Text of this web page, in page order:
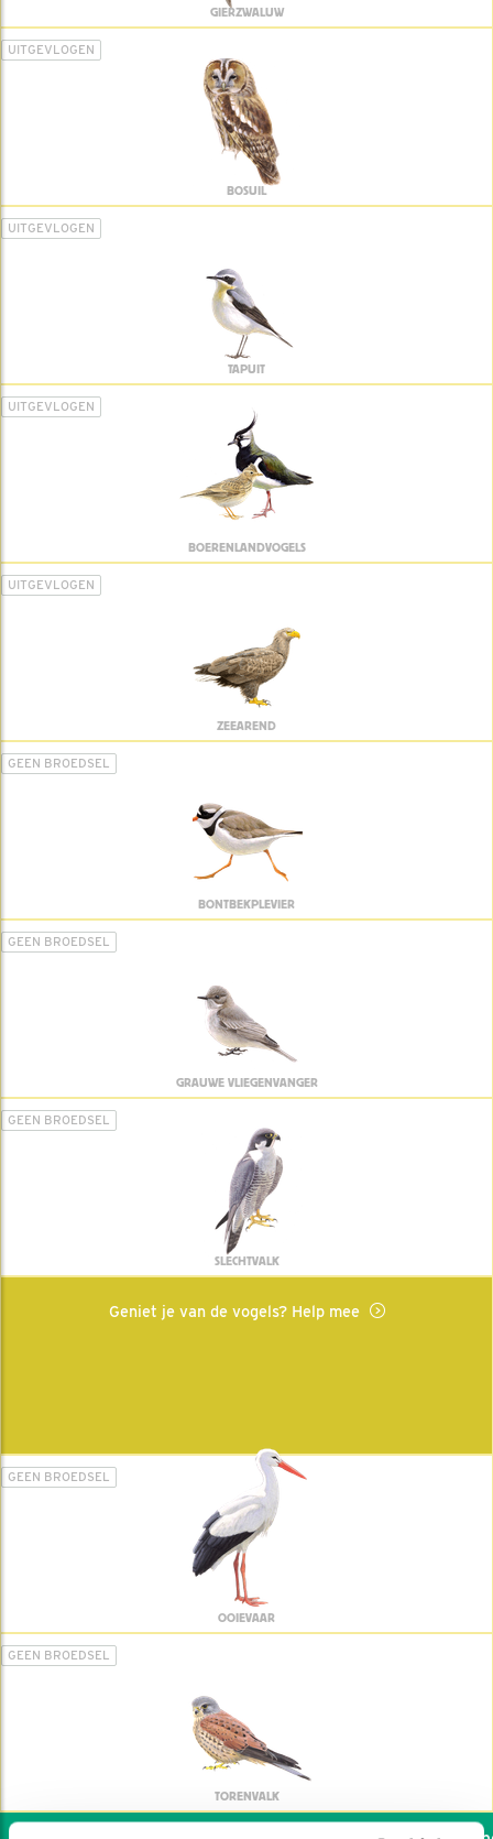
GIERZWALUW
UITGEVLOGEN
BOSUIL
UITGEVLOGEN
TAPUIT
UITGEVLOGEN
BOERENLANDVOGELS
UITGEVLOGEN
ZEEAREND
GEEN BROEDSEL
BONTBEKPLEVIER
GEEN BROEDSEL
GRAUWE VLIEGENVANGER
GEEN BROEDSEL
SLECHTVALK
Geniet je van de vogels? Help mee
GEEN BROEDSEL
OOIEVAAR
GEEN BROEDSEL
TORENVALK